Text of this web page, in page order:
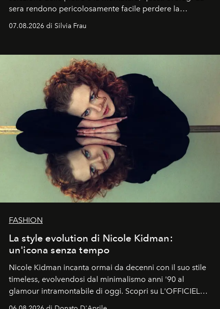
sera rendono pericolosamente facile perdere la
cognizione del tempo. Ma con quadranti così
07.08.2026 di Silvia Frau
FASHION
La style evolution di Nicole Kidman:
un'icona senza tempo
Nicole Kidman incanta ormai da decenni con il suo stile
timeless, evolvendosi dal minimalismo anni '90 al
glamour intramontabile di oggi. Scopri su L'OFFICIEL
Italia la sua style evolution.